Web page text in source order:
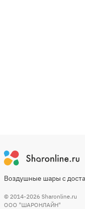
Воздушные шары с
© 2014-2026 Sharonline.ru
ООО "ШАРОНЛАЙН"